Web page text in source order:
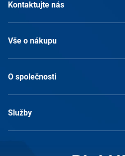
Kontaktujte nás
Vše o nákupu
O společnosti
Služby